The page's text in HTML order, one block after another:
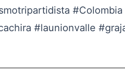
#Colombia
#launionvalle